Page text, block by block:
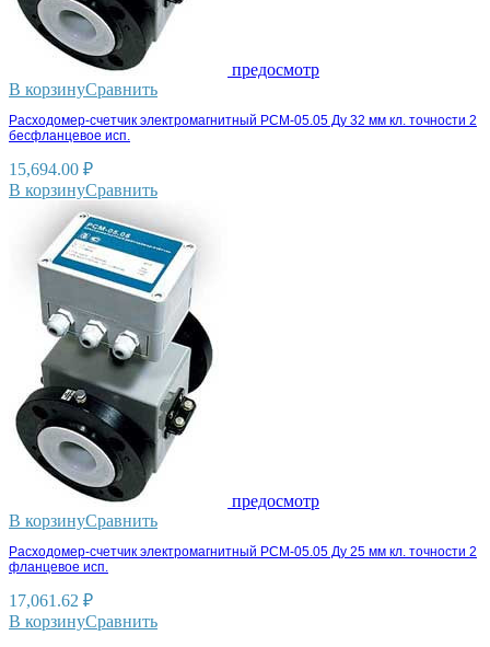
предосмотр
В корзинуСравнить
Расходомер-счетчик электромагнитный РСМ-05.05 Ду 32 мм кл. точности 2
бесфланцевое исп.
15,694.00 ₽
В корзинуСравнить
предосмотр
В корзинуСравнить
Расходомер-счетчик электромагнитный РСМ-05.05 Ду 25 мм кл. точности 2
фланцевое исп.
17,061.62 ₽
В корзинуСравнить